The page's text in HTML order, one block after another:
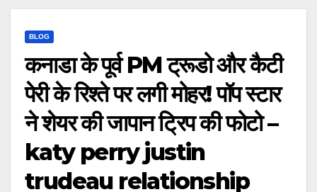
BLOG
कनाडा के पूर्व PM ट्रूडो और कैटी
पेरी के रिश्ते पर लगी मोहर! पॉप स्टार
ने शेयर की जापान ट्रिप की फोटो –
katy perry justin
trudeau relationship